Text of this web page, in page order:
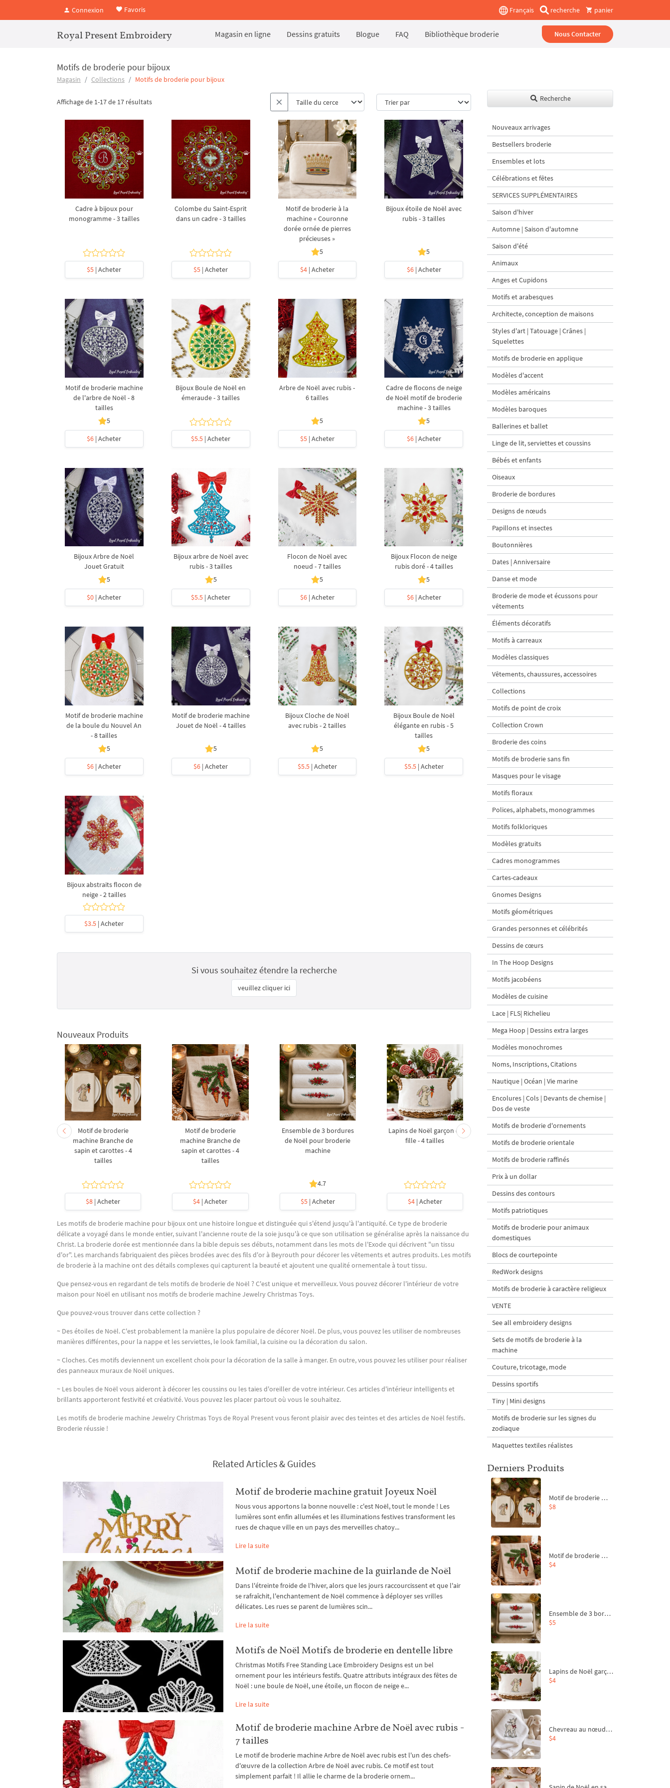
Connexion Favoris Français recherche panier
Royal Present Embroidery Magasin en ligne Dessins gratuits Blogue FAQ Bibliothèque broderie Nous Contacter
Motifs de broderie pour bijoux
Magasin Collections Motifs de broderie pour bijoux
Affichage de 1-17 de 17 résultats
Cadre à bijoux pour
monogramme - 3 tailles
$5 | Acheter
Colombe du Saint-Esprit
dans un cadre - 3 tailles
$5 | Acheter
Motif de broderie à la
machine « Couronne
dorée ornée de pierres
précieuses »
5
$4| Acheter
Bijoux étoile de Noël avec
rubis - 3 tailles
5
$6| Acheter
Motif de broderie machine
de l'arbre de Noël - 8
tailles
5
$6 | Acheter
Bijoux Boule de Noël en
émeraude - 3 tailles
$5.5 | Acheter
Arbre de Noël avec rubis -
6 tailles
5
$5| Acheter
Cadre de flocons de neige
de Noël motif de broderie
machine - 3 tailles
5
$6| Acheter
Bijoux Arbre de Noël
Jouet Gratuit
5
$0 | Acheter
Bijoux arbre de Noël avec
rubis - 3 tailles
5
$5.5 | Acheter
Flocon de Noël avec
noeud - 7 tailles
5
$6| Acheter
Bijoux Flocon de neige
rubis doré - 4 tailles
5
$6| Acheter
Motif de broderie machine
de la boule du Nouvel An
- 8 tailles
5
$6 | Acheter
Motif de broderie machine
Jouet de Noël - 4 tailles
5
$6 | Acheter
Bijoux Cloche de Noël
avec rubis - 2 tailles
5
$5.5| Acheter
Bijoux Boule de Noël
élégante en rubis - 5
tailles
5
$5.5| Acheter
Bijoux abstraits flocon de
neige - 2 tailles
$3.5 | Acheter
Si vous souhaitez étendre la recherche
veuillez cliquer ici
Nouveaux Produits
Motif de broderie
machine Branche de
sapin et carottes - 4
tailles
$8 | Acheter
Motif de broderie
machine Branche de
sapin et carottes - 4
tailles
$4 | Acheter
Ensemble de 3 bordures
de Noël pour broderie
machine
4.7
$5| Acheter
Lapins de Noël garçon et
fille - 4 tailles
$4| Acheter
Chevreau au nœud rouge
– broderie machine, 4
tailles
$4| Acheter
broderie à la machine
Les motifs de broderie machine pour bijoux ont une histoire longue et distinguée qui s'étend jusqu'à l'antiquité. Ce type de broderie
délicate a voyagé dans le monde entier, suivant l'ancienne route de la soie jusqu'à ce que son utilisation se généralise après la naissance du
Christ. La broderie dorée est mentionnée dans la bible depuis ses débuts, notamment dans les mots de l'Exode qui décrivent "un tissu
d'or". Les marchands fabriquaient des pièces brodées avec des fils d'or à Beyrouth pour décorer les vêtements et autres produits. Les motifs
de broderie à la machine ont des détails complexes qui capturent la beauté et ajoutent une qualité ornementale à tout tissu.
Que pensez-vous en regardant de tels motifs de broderie de Noël ? C'est unique et merveilleux. Vous pouvez décorer l'intérieur de votre
maison pour Noël en utilisant nos motifs de broderie machine Jewelry Christmas Toys.
Que pouvez-vous trouver dans cette collection ?
~ Des étoiles de Noël. C'est probablement la manière la plus populaire de décorer Noël. De plus, vous pouvez les utiliser de nombreuses
manières différentes, pour la nappe et les serviettes, le look familial, la cuisine ou la décoration du salon.
~ Cloches. Ces motifs deviennent un excellent choix pour la décoration de la salle à manger. En outre, vous pouvez les utiliser pour réaliser
des panneaux muraux de Noël uniques.
~ Les boules de Noël vous aideront à décorer les coussins ou les taies d'oreiller de votre intérieur. Ces articles d'intérieur intelligents et
brillants apporteront festivité et créativité. Vous pouvez les placer partout où vous le souhaitez.
Les motifs de broderie machine Jewelry Christmas Toys de Royal Present vous feront plaisir avec des teintes et des articles de Noël festifs.
Broderie réussie !
Related Articles & Guides
Motif de broderie machine gratuit Joyeux Noël
Nous vous apportons la bonne nouvelle : c'est Noël, tout le monde ! Les
lumières sont enfin allumées et les illuminations festives transforment les
rues de chaque ville en un pays des merveilles chatoy...
Lire la suite
Motif de broderie machine de la guirlande de Noël
Dans l'étreinte froide de l'hiver, alors que les jours raccourcissent et que l'air
se rafraîchit, l'enchantement de Noël commence à déployer ses vrilles
délicates. Les rues se parent de lumières scin...
Lire la suite
Motifs de Noël Motifs de broderie en dentelle libre
Christmas Motifs Free Standing Lace Embroidery Designs est un bel
ornement pour les intérieurs festifs. Quatre attributs intégraux des fêtes de
Noël : une boule de Noël, une étoile, un flocon de neige e...
Lire la suite
Motif de broderie machine Arbre de Noël avec rubis -
7 tailles
Le motif de broderie machine Arbre de Noël avec rubis est l'un des chefs-
d'œuvre de la collection Arbre de Noël avec rubis. Ce motif est tout
simplement parfait ! Il allie le charme de la broderie ornem...
Recherche
Nouveaux arrivages
Bestsellers broderie
Ensembles et lots
Célébrations et fêtes
SERVICES SUPPLÉMENTAIRES
Saison d'hiver
Automne | Saison d'automne
Saison d'été
Animaux
Anges et Cupidons
Motifs et arabesques
Architecte, conception de maisons
Styles d'art | Tatouage | Crânes |
Squelettes
Motifs de broderie en applique
Modèles d'accent
Modèles américains
Modèles baroques
Ballerines et ballet
Linge de lit, serviettes et coussins
Bébés et enfants
Oiseaux
Broderie de bordures
Designs de nœuds
Papillons et insectes
Boutonnières
Dates | Anniversaire
Danse et mode
Broderie de mode et écussons pour
vêtements
Éléments décoratifs
Motifs à carreaux
Modèles classiques
Vêtements, chaussures, accessoires
Collections
Motifs de point de croix
Collection Crown
Broderie des coins
Motifs de broderie sans fin
Masques pour le visage
Motifs floraux
Polices, alphabets, monogrammes
Motifs folkloriques
Modèles gratuits
Cadres monogrammes
Cartes-cadeaux
Gnomes Designs
Motifs géométriques
Grandes personnes et célébrités
Dessins de cœurs
In The Hoop Designs
Motifs jacobéens
Modèles de cuisine
Lace | FLS| Richelieu
Mega Hoop | Dessins extra larges
Modèles monochromes
Noms, Inscriptions, Citations
Nautique | Océan | Vie marine
Encolures | Cols | Devants de chemise |
Dos de veste
Motifs de broderie d'ornements
Motifs de broderie orientale
Motifs de broderie raffinés
Prix à un dollar
Dessins des contours
Motifs patriotiques
Motifs de broderie pour animaux
domestiques
Blocs de courtepointe
RedWork designs
Motifs de broderie à caractère religieux
VENTE
See all embroidery designs
Sets de motifs de broderie à la
machine
Couture, tricotage, mode
Dessins sportifs
Tiny | Mini designs
Motifs de broderie sur les signes du
zodiaque
Maquettes textiles réalistes
Derniers Produits
Motif de broderie machine Branche de sapin et carottes - 4 tailles
$8
Motif de broderie machine Branche de sapin et carottes - 4 tailles
$4
Ensemble de 3 bordures de Noël pour broderie machine
$5
Lapins de Noël garçon et fille - 4 tailles
$4
Chevreau au nœud rouge – broderie machine, 4 tailles
$4